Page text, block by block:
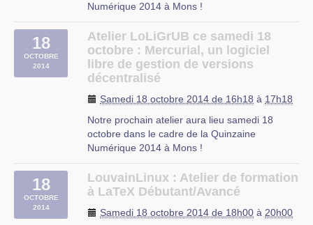
Numérique 2014 à Mons !
un logiciel libre de gestion de versions
décentralisé.
Description : lorsqu’on contribue au
développement d’un projet, seul ou surtout
18
OCTOBRE
2014
Atelier LoLiGrUB ce samedi 18
octobre : Mercurial, un logiciel
libre de gestion de versions
décentralisé
Samedi 18 octobre 2014 de 16h18 à 17h18
Notre prochain atelier aura lieu samedi 18
octobre dans le cadre de la Quinzaine
Numérique 2014 à Mons !
un logiciel libre de gestion de versions
décentralisé.
développement d’un projet, seul ou surtout
18
OCTOBRE
2014
LouvainLinux : Atelier de formation
à LaTeX Débutant/Avancé
Samedi 18 octobre 2014 de 18h00 à 20h00